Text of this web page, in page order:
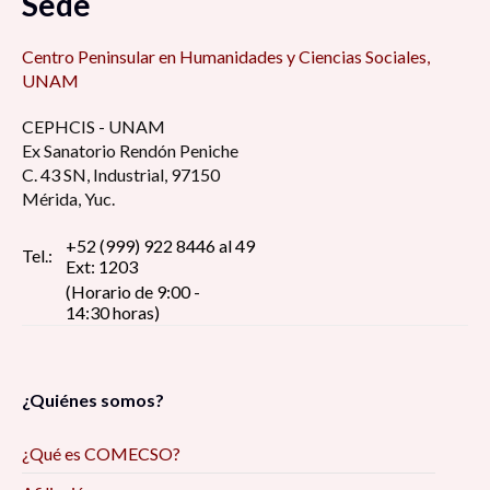
Centro Peninsular en Humanidades y Ciencias Sociales,
UNAM
CEPHCIS - UNAM
Ex Sanatorio Rendón Peniche
C. 43 SN, Industrial, 97150
Mérida, Yuc.
Tel.:
+52 (999) 922 8446 al 49
Ext: 1203
(Horario de 9:00 -
14:30 horas)
¿Quiénes somos?
¿Qué es COMECSO?